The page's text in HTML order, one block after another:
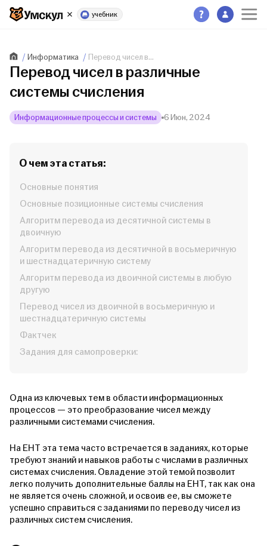
учебник
Информатика Перевод чисел в...
Перевод чисел в различные
системы счисления
Информационные процессы и системы 6 Июн, 2024
О чем эта статья:
Основные понятия
Основные позиционные системы счисления
Алгоритм перевода из десятичной системы в
двоичную
Алгоритм перевода из десятичной в восьмеричную
и шестнадцатеричную систему
Алгоритм перевода из двоичной системы в любую
другую
Перевод чисел из двоичной в восьмеричную и
шестнадцатеричную системы
Фактчек
Задания для самопроверки:
Одна из ключевых тем в области информационных
процессов — это преобразование чисел между
различными системами счисления.
На ЕНТ эта тема часто встречается в заданиях, которые
требуют знаний и навыков работы с числами в различных
системах счисления. Овладение этой темой позволит
легко получить дополнительные баллы на ЕНТ, так как она
не является очень сложной, и освоив ее, вы сможете
успешно справиться с заданиями по переводу чисел из
различных систем счисления.